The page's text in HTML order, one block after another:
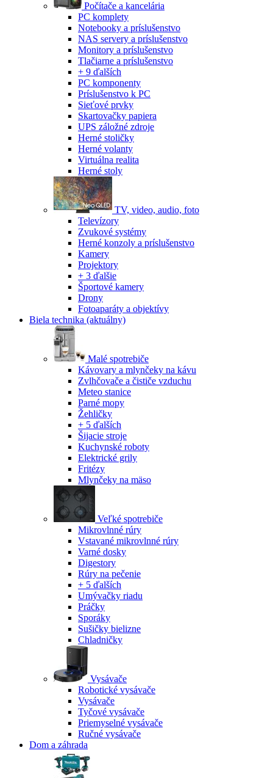
Počítače a kancelária
PC komplety
Notebooky a príslušenstvo
NAS servery a príslušenstvo
Monitory a príslušenstvo
Tlačiarne a príslušenstvo
+ 9 ďalších
PC komponenty
Príslušenstvo k PC
Sieťové prvky
Skartovačky papiera
UPS záložné zdroje
Herné stoličky
Herné volanty
Virtuálna realita
Herné stoly
TV, video, audio, foto
Televízory
Zvukové systémy
Herné konzoly a príslušenstvo
Kamery
Projektory
+ 3 ďalšie
Športové kamery
Drony
Fotoaparáty a objektívy
Biela technika (aktuálny)
Malé spotrebiče
Kávovary a mlynčeky na kávu
Zvlhčovače a čističe vzduchu
Meteo stanice
Parné mopy
Žehličky
+ 5 ďalších
Šijacie stroje
Kuchynské roboty
Elektrické grily
Fritézy
Mlynčeky na mäso
Veľké spotrebiče
Mikrovlnné rúry
Vstavané mikrovlnné rúry
Varné dosky
Digestory
Rúry na pečenie
+ 5 ďalších
Umývačky riadu
Práčky
Sporáky
Sušičky bielizne
Chladničky
Vysávače
Robotické vysávače
Vysávače
Tyčové vysávače
Priemyselné vysávače
Ručné vysávače
Dom a záhrada